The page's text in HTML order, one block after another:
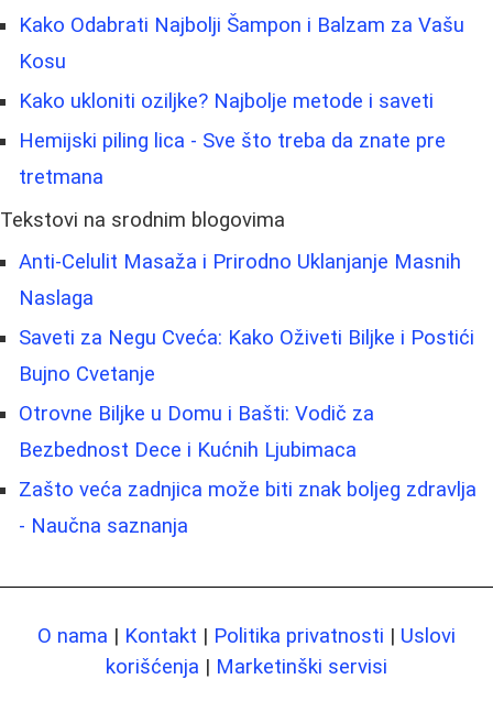
Kako Odabrati Najbolji Šampon i Balzam za Vašu
Kosu
Kako ukloniti oziljke? Najbolje metode i saveti
Hemijski piling lica - Sve što treba da znate pre
tretmana
Tekstovi na srodnim blogovima
Anti-Celulit Masaža i Prirodno Uklanjanje Masnih
Naslaga
Saveti za Negu Cveća: Kako Oživeti Biljke i Postići
Buјno Cvetanje
Otrovne Biljke u Domu i Bašti: Vodič za
Bezbednost Dece i Kućnih Ljubimaca
Zašto veća zadnjica može biti znak boljeg zdravlja
- Naučna saznanja
O nama | Kontakt | Politika privatnosti | Uslovi
korišćenja | Marketinški servisi